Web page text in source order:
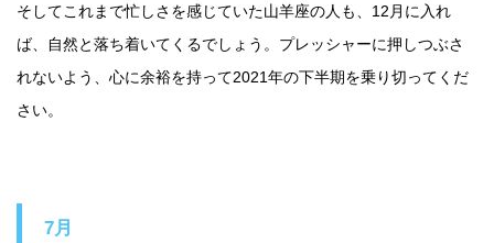
そしてこれまで忙しさを感じていた山羊座の人も、12月に入れ
ば、自然と落ち着いてくるでしょう。プレッシャーに押しつぶさ
れないよう、心に余裕を持って2021年の下半期を乗り切ってくだ
さい。
7月